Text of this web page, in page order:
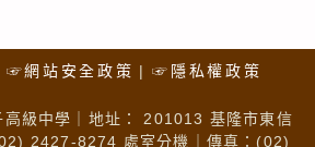
☞網站安全政策 ☞隱私權政策
級中學｜地址： 201013 基隆市東信
2427-8274 處室分機｜傳真：(02)